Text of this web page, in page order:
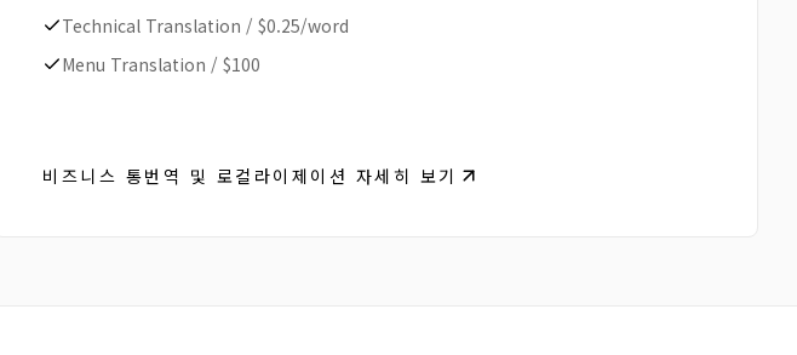
Technical Translation / $0.25/word
Menu Translation / $100
비즈니스 통번역 및 로컬라이제이션 자세히 보기